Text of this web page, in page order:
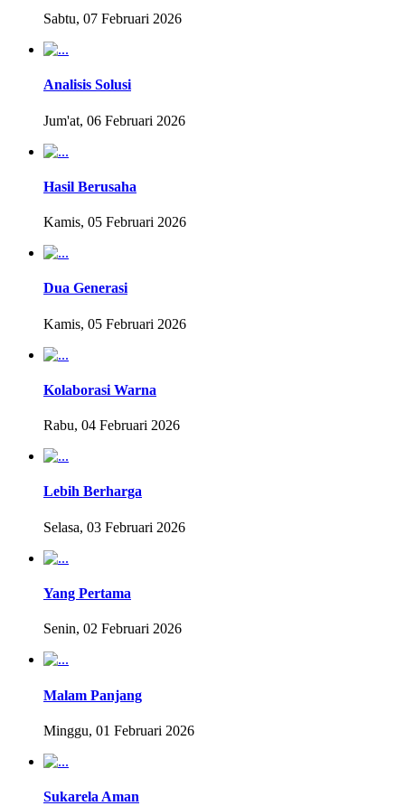
Sabtu, 07 Februari 2026
Analisis Solusi
Jum'at, 06 Februari 2026
Hasil Berusaha
Kamis, 05 Februari 2026
Dua Generasi
Kamis, 05 Februari 2026
Kolaborasi Warna
Rabu, 04 Februari 2026
Lebih Berharga
Selasa, 03 Februari 2026
Yang Pertama
Senin, 02 Februari 2026
Malam Panjang
Minggu, 01 Februari 2026
Sukarela Aman